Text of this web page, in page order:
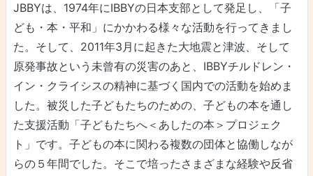
JBBYは、1974年にIBBYの日本支部として発足し、「子
ども・本・平和」にかかわる様々な活動を行ってきまし
た。そして、2011年3月に起きた大地震と津波、そして
原発事故という未曾有の災害のあと、IBBYチルドレン・
イン・クライシスの精神に基づく国内での活動を始めま
した。被災した子どもたちのための、子どもの本を通し
た支援活動「子どもたちへ＜あしたの本＞プロジェク
ト」です。子どもの本に関わる複数の団体と協働しなが
らの５年間でした。そこで培ったさまざまな経験や反省